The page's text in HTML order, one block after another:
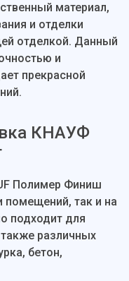
материал,
и отделки
отделкой. Данный
и
прекрасной
КНАУФ
Полимер Финиш
помещений, так и на
подходит для
различных
бетон,